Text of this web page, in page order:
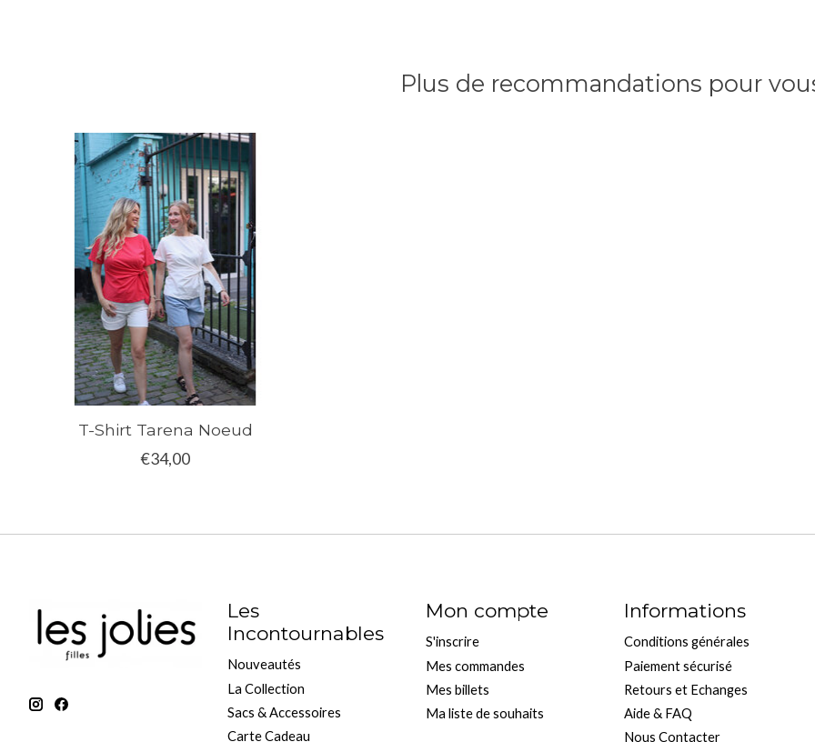
Plus de recommandations pour
Articles du carrousel de produits
T-Shirt Tarena Noeud
€34,00
Les
Incontournables
Nouveautés
La Collection
Sacs & Accessoires
Carte Cadeau
Mon compte
S'inscrire
Mes commandes
Mes billets
Ma liste de souhaits
Informations
Conditions générales
Paiement sécurisé
Retours et Echanges
Aide & FAQ
Nous Contacter